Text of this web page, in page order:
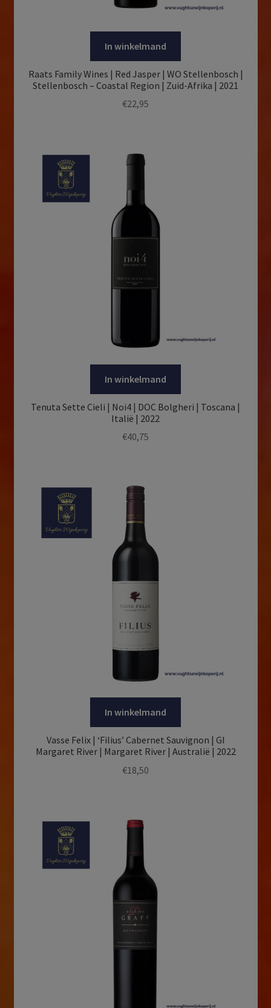
In winkelmand
Raats Family Wines | Red Jasper | WO Stellenbosch |
Stellenbosch – Coastal Region | Zuid-Afrika | 2021
€22,95
In winkelmand
Tenuta Sette Cieli | Noi4 | DOC Bolgheri | Toscana |
Italië | 2022
€40,75
In winkelmand
Vasse Felix | ‘Filius’ Cabernet Sauvignon | GI
Margaret River | Margaret River | Australië | 2022
€18,50